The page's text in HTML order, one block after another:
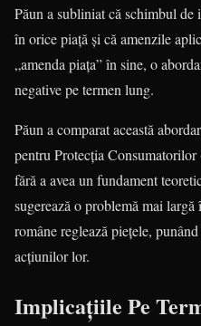
Păun a subliniat că schimbul
în orice piață și că amenzile
„amenda piața” în sine, o
negative pe termen lung.
Păun a comparat această
pentru Protecția
fără a avea un fundament
sugerează o problemă mai
române reglează piețele,
acțiunilor lor.
Implicațiile Pe